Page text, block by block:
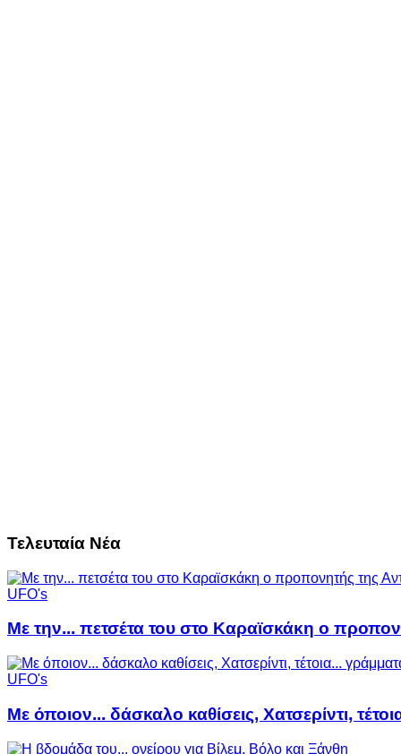
Τελευταία Νέα
UFO's
Με την... πετσέτα του στο Καραϊσκάκη ο
UFO's
Με όποιον... δάσκαλο καθίσεις, Χατσερίντι,